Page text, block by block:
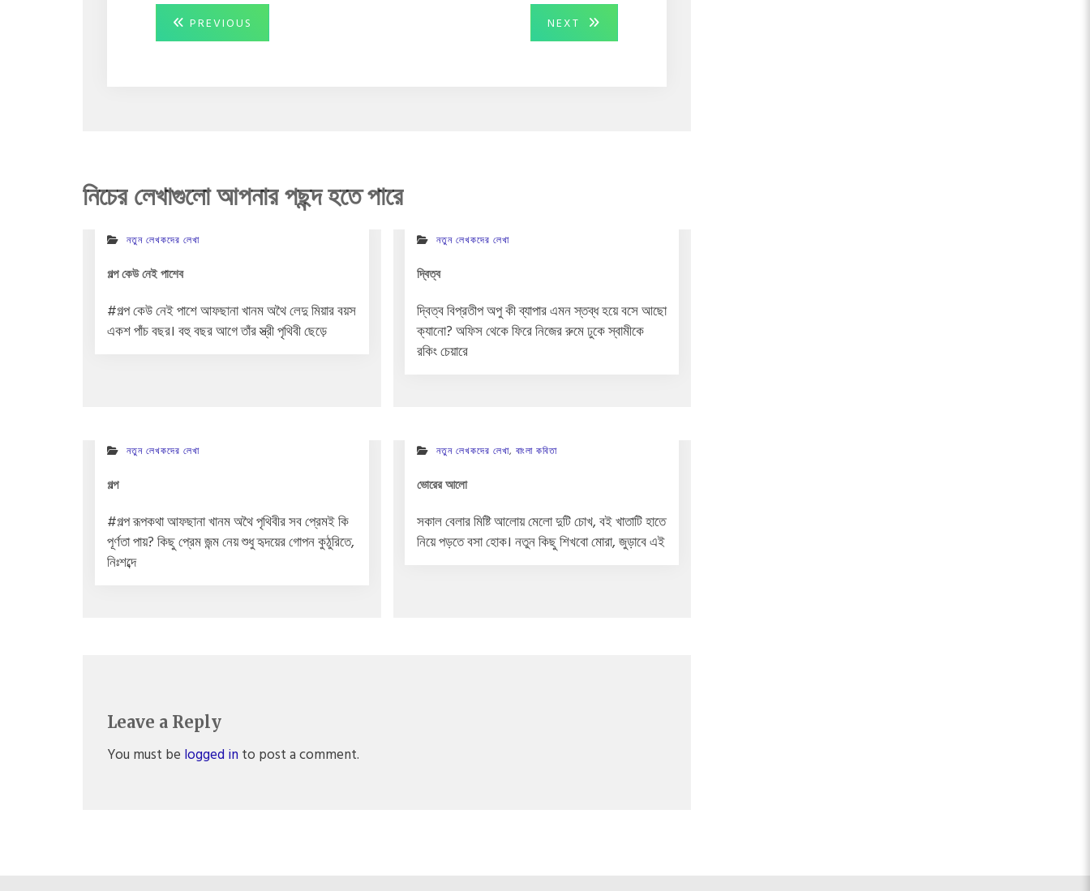
Post
navigation
PREVIOUS
POST:
NEXT
NEXT
POST:
নিচের লেখাগুলো আপনার পছন্দ হতে পারে
নতুন লেখকদের লেখা
গল্প কেউ নেই পাশেব
#গল্প কেউ নেই পাশে আফছানা খানম অথৈ লেদু মিয়ার বয়স
একশ পাঁচ বছর। বহু বছর আগে তাঁর স্ত্রী পৃথিবী ছেড়ে
নতুন লেখকদের লেখা
দ্বিত্ব
দ্বিত্ব বিপ্রতীপ অপু কী ব্যাপার এমন স্তব্ধ হয়ে বসে আছো
ক্যানো? অফিস থেকে ফিরে নিজের রুমে ঢুকে স্বামীকে
রকিং চেয়ারে
নতুন লেখকদের লেখা
গল্প
#গল্প রূপকথা আফছানা খানম অথৈ পৃথিবীর সব প্রেমই কি
পূর্ণতা পায়? কিছু প্রেম জন্ম নেয় শুধু হৃদয়ের গোপন কুঠুরিতে,
নিঃশব্দে
নতুন লেখকদের লেখা,বাংলা কবিতা
ভোরের আলো
সকাল বেলার মিষ্টি আলোয় মেলো দুটি চোখ, বই খাতাটি হাতে
নিয়ে পড়তে বসা হোক। নতুন কিছু শিখবো মোরা, জুড়াবে এই
Leave a Reply
You must be logged in to post a comment.